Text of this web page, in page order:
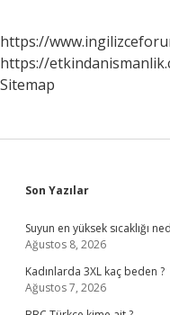
https://
https://
Sitemap
Sidebar
Son Yazılar
Suyun en yüksek sıcaklığı
Ağustos 8, 2026
Kadınlarda 3XL kaç beden ?
Ağustos 7, 2026